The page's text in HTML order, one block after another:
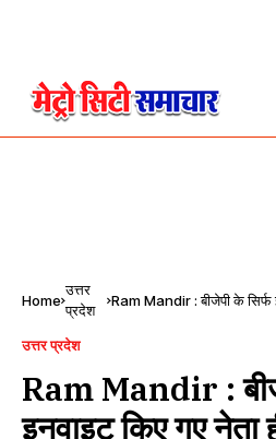
Home
उत्तर
प्रदेश
Ram Mandir : बीजेपी के सिर्फ
उत्तर प्रदेश
Ram Mandir :
इनवाइट किए गए नेता